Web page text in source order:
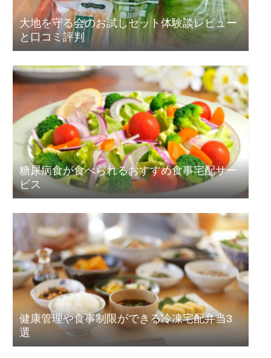
大地を守る会のお試しセット体験談レビュー
と口コミ評判
糖尿病食が食べられるおすすめ食事宅配サー
ビス
健康管理や食事制限ができる冷凍宅配弁当3
選